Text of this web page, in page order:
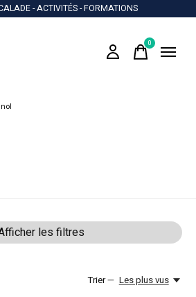
- ACTIVITÉS - FORMATIONS
0items
les filtres
Trier — Les plus vus